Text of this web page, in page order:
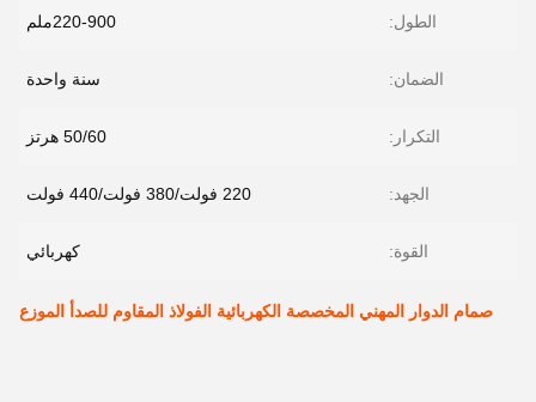
الطول: 220-900ملم
الضمان: سنة واحدة
التكرار: 50/60 هرتز
الجهد: 220 فولت/380 فولت/440 فولت
القوة: كهربائي
صمام الدوار المهني المخصصة الكهربائية الفولاذ المقاوم للصدأ الموزع